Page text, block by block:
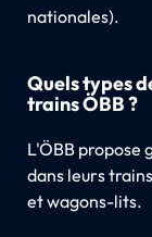
nationales).
Quels types
trains ÖBB ?
L'ÖBB propose
dans leurs
et wagons-lits.